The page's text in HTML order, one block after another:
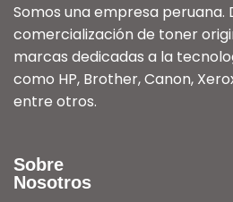
Somos una empresa peruana.
comercialización de toner
marcas dedicadas a la
como HP, Brother, Canon,
entre otros.
Sobre
Nosotros